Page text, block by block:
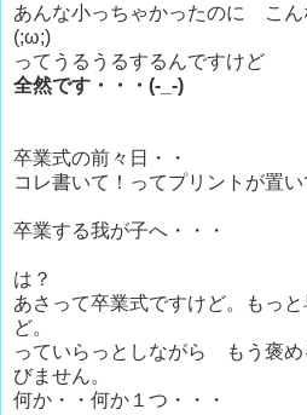
あんな小っちゃかったのに こん
(;ω;)
ってうるうるするんですけど
全然です・・・(-_-)
卒業式の前々日・・
コレ書いて！ってプリントが置い
卒業する我が子へ・・・
は？
あさって卒業式ですけど。もっ
ど。
っていらっとしながら もう褒め
びません。
何か・・何か１つ・・・